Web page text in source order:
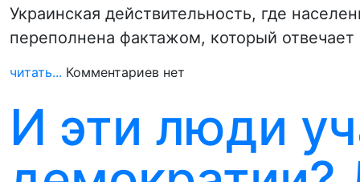
Украинская действительность, где
переполнена фактажом, который
читать... Комментариев нет
И эти люди